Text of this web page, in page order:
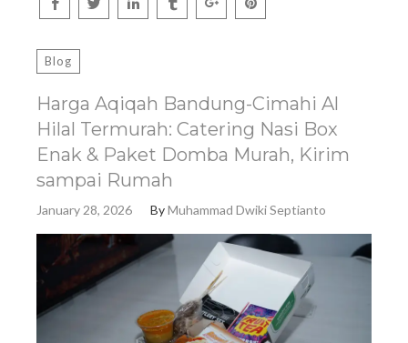
Blog
Harga Aqiqah Bandung-Cimahi Al
Hilal Termurah: Catering Nasi Box
Enak & Paket Domba Murah, Kirim
sampai Rumah
January 28, 2026 ByMuhammad Dwiki Septianto